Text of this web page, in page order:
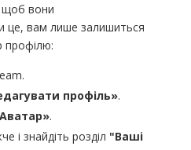
щоб вони
це, вам лише залишиться
профілю:
профіль».
.
і знайдіть розділ "Ваші